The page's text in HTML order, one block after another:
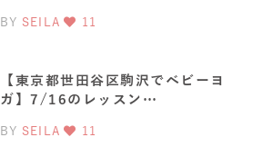
BY SEILA 11
【東京都世田谷区駒沢でベビーヨ
ガ】7/16のレッスン…
BY SEILA 11